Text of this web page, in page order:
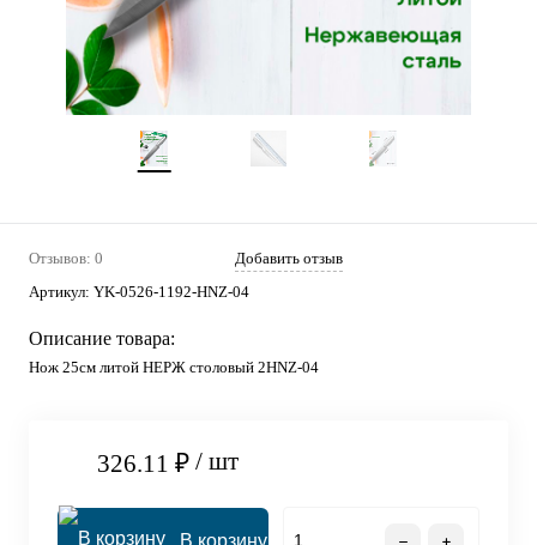
Отзывов: 0
Добавить отзыв
Артикул: YK-0526-1192-HNZ-04
Описание товара:
Нож 25см литой НЕРЖ столовый 2HNZ-04
326.11 ₽ / шт